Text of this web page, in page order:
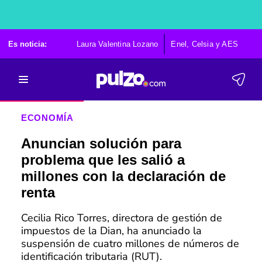
Es noticia: Laura Valentina Lozano Enel, Celsia y AES
ECONOMÍA
Anuncian solución para
problema que les salió a
millones con la declaración de
renta
Cecilia Rico Torres, directora de gestión de
impuestos de la Dian, ha anunciado la
suspensión de cuatro millones de números de
identificación tributaria (RUT).